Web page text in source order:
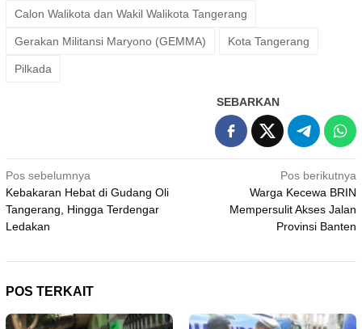
Calon Walikota dan Wakil Walikota Tangerang
Gerakan Militansi Maryono (GEMMA) Kota Tangerang
Pilkada
SEBARKAN
Navigasi
pos
Pos sebelumnya
Kebakaran Hebat di Gudang Oli
Tangerang, Hingga Terdengar
Ledakan
Pos berikutnya
Warga Kecewa BRIN
Mempersulit Akses Jalan
Provinsi Banten
POS TERKAIT